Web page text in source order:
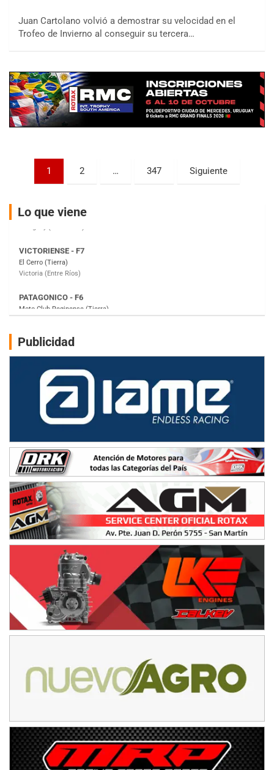
Juan Cartolano volvió a demostrar su velocidad en el
Trofeo de Invierno al conseguir su tercera…
Paginación
entradas
1 2 … 347 Siguiente
Lo que viene
COBERTURA ESPECIAL DE E-KART.COM.AR
08/09-AGO
Baradero (Buenos Aires)
KDO - F6
Ciudad de Trenque Lauquen (Asfalto)
Trenque Lauquen (Buenos Aires)
Parque de la Velocidad (Asfalto)
Villaguay (Entre Ríos)
El Cerro (Tierra)
Victoria (Entre Ríos)
Moto Club Reginense (Tierra)
Gral. E. Godoy (Río Negro)
Juventud Unida (Tierra)
Humboldt (Santa Fe)
Ciudad de Avellaneda (Asfalto)
Avellaneda (Santa Fe)
SUR SANTAFESINO - F4
José Samuel Sánchez (Tierra)
Rufino (Santa Fe)
TUCUMANO - F5
El Timbó (Tucumán)
COBERTURA ESPECIAL DE E-KART.COM.AR
08/09-AGO
IAME SERIES ARGENTINA 6
Ramiro Tot (Asfalto)
Baradero (Buenos Aires)
Ciudad de Trenque Lauquen (Asfalto)
Trenque Lauquen (Buenos Aires)
ENTRERRIANO - F6 (POSTERGADA)
Parque de la Velocidad (Asfalto)
Villaguay (Entre Ríos)
Victoria (Entre Ríos)
PATAGONICO - F6
CSK - F7
Juventud Unida (Tierra)
Humboldt (Santa Fe)
Publicidad